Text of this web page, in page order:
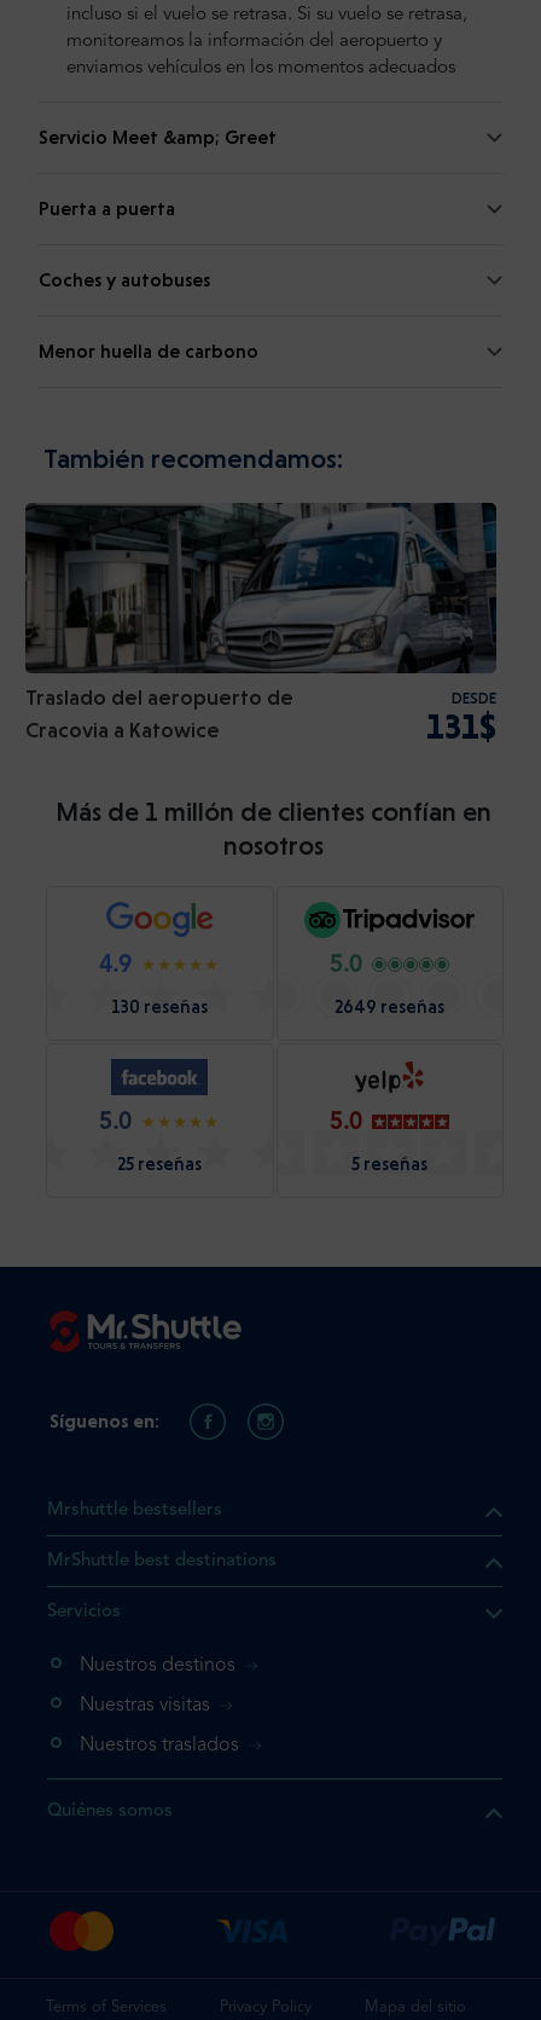
incluso si el vuelo se retrasa. Si su vuelo se retrasa,
monitoreamos la información del aeropuerto y
enviamos vehículos en los momentos adecuados
Servicio Meet &amp; Greet
Puerta a puerta
Coches y autobuses
Menor huella de carbono
También recomendamos:
Traslado del aeropuerto de
Cracovia a Katowice
DESDE
131$
Más de 1 millón de clientes confían en
nosotros
4.9
130 reseñas
5.0
2649 reseñas
5.0
25 reseñas
5.0
5 reseñas
el producto que busca ya
vaya directamente a su
su reserva.
una vez
Mrshuttle bestsellers
MrShuttle best destinations
Servicios
Nuestros destinos
Nuestras visitas
Nuestros traslados
Quiénes somos
Síguenos en:
Terms of Services Privacy Policy Mapa del sitio